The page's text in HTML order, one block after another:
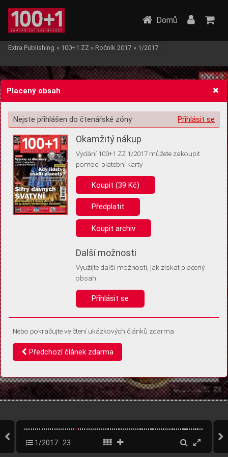
Žádost o souhlas s ukládáním volitelných informací
Pro základní fungování webu nepotřebujeme ukládat žádné informace
(tzv. cookies apod.). Rádi bychom vás ale požádali o souhlas s
uložením volitelných informací:
Anonymní unikátní ID
Díky němu příště poznáme, že se jedná o stejné zařízení, a
Identifikátor je zcela anonymní.
Vaše souhlasy a odmítnutí si ukládáme do vašeho zařízení, abychom se
vás už příště znovu neptali. Můžete je kdykoli později upravit ve Správě
Domů
Extra Publishing » 100+1 ZZ » Ročník 2017 » 1/2017
1/2017 23
Placený obsah
Přihlásit se
Nejste přihlášen do čtenářské zóny
Okamžitý nákup
Vydání 100+1 ZZ 1/2017 můžete zakoupit
pomocí platební karty
Koupit (39 Kč)
Předplatit
Koupit archiv
Další možnosti
Využijte další možnosti, jak získat placený
obsah
Přihlásit se
Nebo pokračujte ve čtení ukázkových článků zdarma
Předchozí článek zdarma